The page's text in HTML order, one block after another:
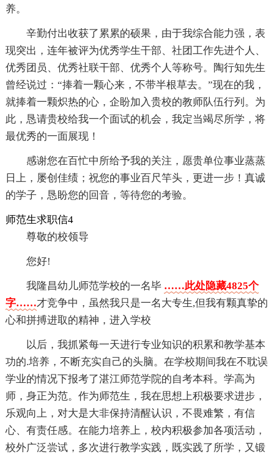
养。
辛勤付出收获了累累的硕果，由于我综合能力强，表
现突出，连年被评为优秀学生干部、社团工作先进个人、
优秀团员、优秀社联干部、优秀个人等称号。陶行知先生
曾经说过：“捧着一颗心来，不带半根草去。”现在的我，
就捧着一颗炽热的心，企盼加入贵校的教师队伍行列。为
此，恳请贵校给我一个面试的机会，我定当竭尽所学，将
最优秀的一面展现！
感谢您在百忙中所给予我的关注，愿贵单位事业蒸蒸
日上，屡创佳绩；祝您的事业百尺竿头，更进一步！真诚
的学子，恳盼您的回音，等待您的考验。
师范生求职信4
尊敬的校领导
您好!
我隆昌幼儿师范学校的一名毕 ……此处隐藏4825个
字……才竞争中，虽然我只是一名大专生,但我有颗真挚的
心和拼搏进取的精神，进入学校
以后，我抓紧每一天进行专业知识的积累和教学基本
功的.培养，不断充实自己的头脑。在学校期间我在不耽误
学业的情况下报考了湛江师范学院的自考本科。学高为
师，身正为范。作为师范生，我在思想上积极要求进步，
乐观向上，对大是大非保持清醒认识，不畏难繁，有信
心、有责任感。在能力培养上，校内积极参加各项活动，
校外广泛尝试，多次进行教学实践，既实践了所学，又锻